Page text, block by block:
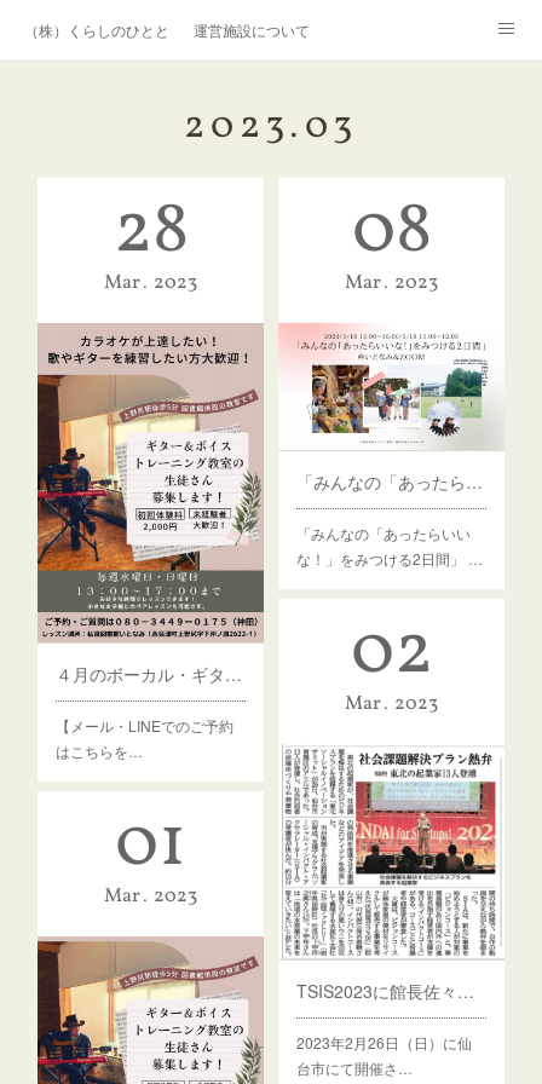
（株）くらしのひととき 運営施設について
2023.03
28
Mar 2023
４月のボーカル・ギターレッスンについて
【メール・LINEでのご予約
はこちらを…
08
Mar 2023
「みんなの「あったらいいな！」をみつける2日間」 in いとなみ
「みんなの「あったらいい
な！」をみつける2日間」 …
02
Mar 2023
TSIS2023に館長佐々木雄介が登壇いたしました
2023年2月26日（日）に仙
台市にて開催さ…
01
Mar 2023